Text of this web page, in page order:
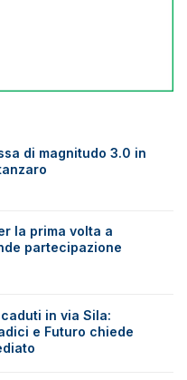
di magnitudo 3.0 in
la prima volta a
partecipazione
in via Sila:
e Futuro chiede